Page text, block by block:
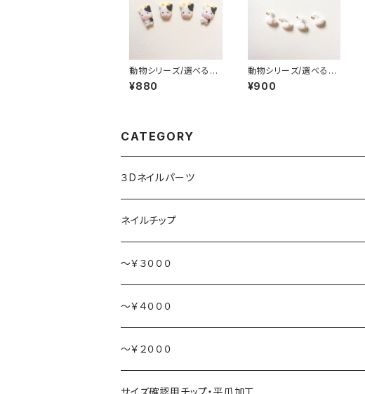
動物シリーズ/選べるう
しさん/3Dネイルパーツ
(1)
¥880
動物シリーズ/選べる白
鳥さん/3Dネイルパーツ
(6)
¥900
CATEGORY
３Dネイルパーツ
ハート持ち
動物
食べ物
ネイルチップ
～￥３０００
～￥４０００
～￥２０００
サイズ確認用チップ・平爪加工